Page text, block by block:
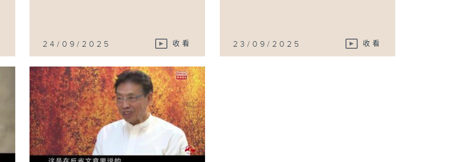
24/09/2025 收看 23/09/2025 收看